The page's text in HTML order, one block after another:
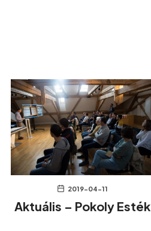
2019-04-11
Aktuális – Pokoly Esték